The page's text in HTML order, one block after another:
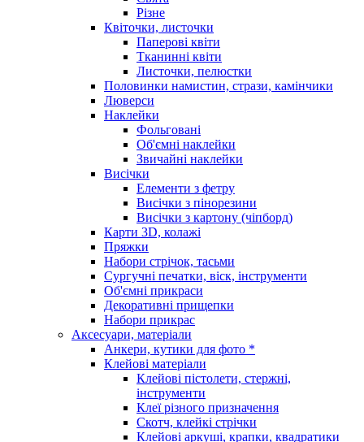
Різне
Квіточки, листочки
Паперові квіти
Тканинні квіти
Листочки, пелюстки
Половинки намистин, стрази, камінчики
Люверси
Наклейки
Фольговані
Об'ємні наклейки
Звичайні наклейки
Висічки
Елементи з фетру
Висічки з пінорезини
Висічки з картону (чіпборд)
Карти 3D, колажі
Пряжки
Набори стрічок, тасьми
Сургучні печатки, віск, інструменти
Об'ємні прикраси
Декоративні прищепки
Набори прикрас
Аксесуари, матеріали
Анкери, кутики для фото *
Клейові матеріали
Клейові пістолети, стержні,
інструменти
Клеї різного призначення
Скотч, клейкі стрічки
Клейові аркуші, крапки, квадратики